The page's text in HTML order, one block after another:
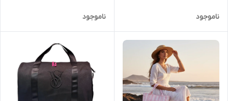
ناموجود ناموجود